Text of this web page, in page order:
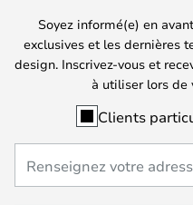
Soyez informé(e) en
exclusives et les dernières
design. Inscrivez-vous et
à utiliser lors de
Clients